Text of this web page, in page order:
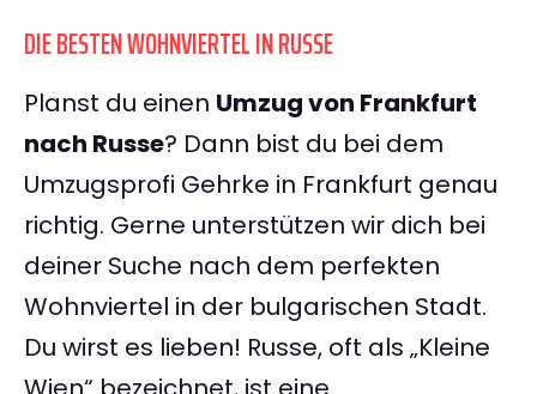
DIE BESTEN WOHNVIERTEL IN RUSSE
Planst du einen Umzug von Frankfurt
nach Russe? Dann bist du bei dem
Umzugsprofi Gehrke in Frankfurt genau
richtig. Gerne unterstützen wir dich bei
deiner Suche nach dem perfekten
Wohnviertel in der bulgarischen Stadt.
Du wirst es lieben! Russe, oft als „Kleine